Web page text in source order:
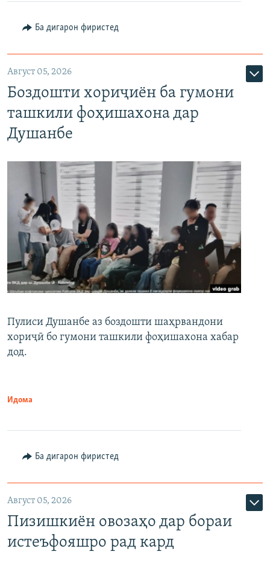
Ба дигарон фиристед
Август 05, 2026
Боздошти хориҷиён ба гумони
ташкили фоҳишахона дар
Душанбе
Пулиси Душанбе аз боздошти шаҳрвандони
хориҷӣ бо гумони ташкили фоҳишахона хабар
дод.
Идома
Ба дигарон фиристед
Август 05, 2026
Пизишкиён овозаҳо дар бораи
истеъфояшро рад кард